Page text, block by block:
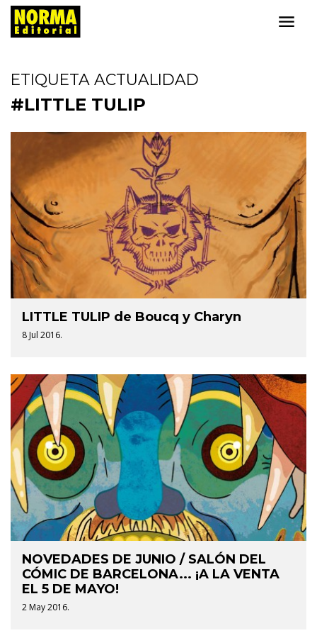
ETIQUETA ACTUALIDAD
#LITTLE TULIP
LITTLE TULIP de Boucq y Charyn
8 Jul 2016.
NOVEDADES DE JUNIO / SALÓN DEL
CÓMIC DE BARCELONA... ¡A LA VENTA
EL 5 DE MAYO!
2 May 2016.